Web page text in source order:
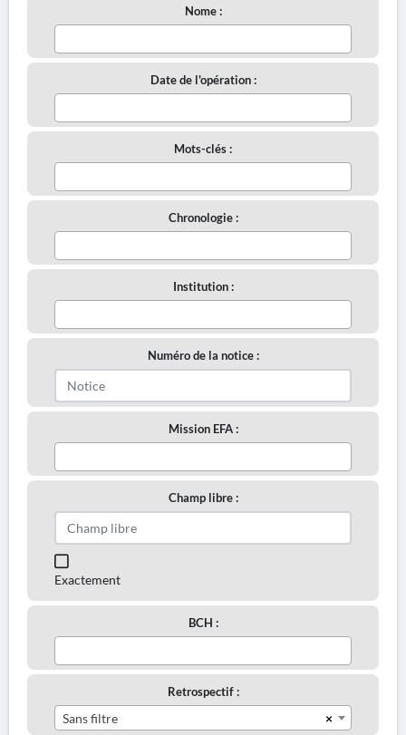
Nome :
Date de l'opération :
Mots-clés :
Chronologie :
Institution :
Numéro de la notice :
Mission EFA :
Champ libre :
Exactement
BCH :
Retrospectif :
×
Sans filtre